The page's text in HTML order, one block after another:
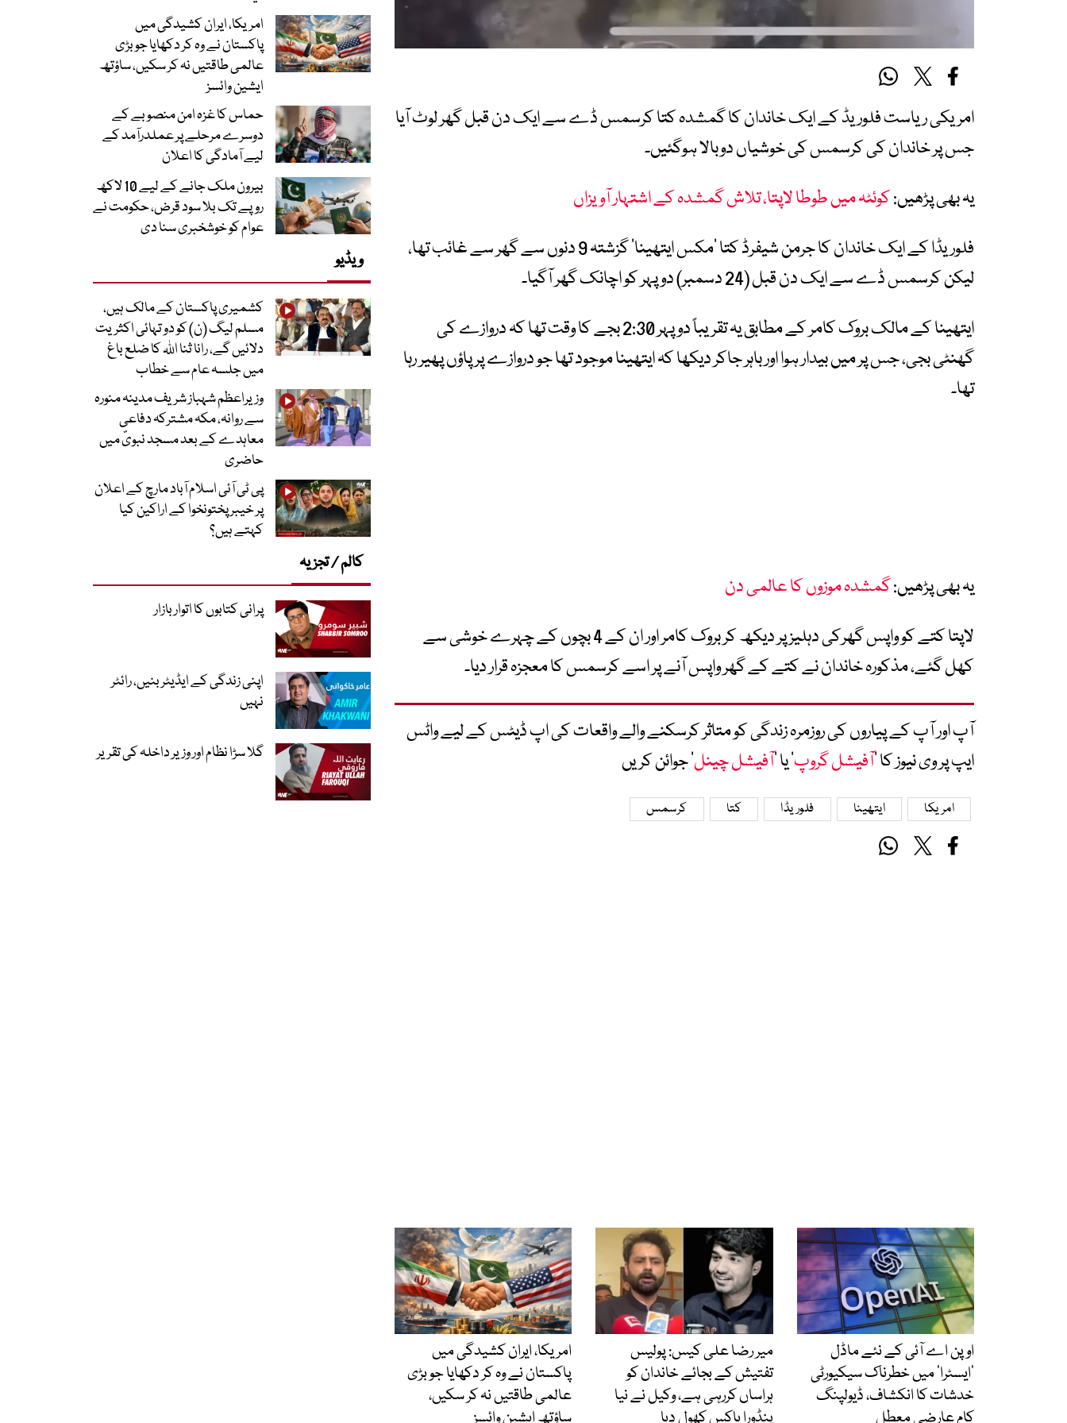
امریکی ریاست فلوریڈ کے ایک خاندان کا گمشدہ کتا کرسمس ڈے سے ایک دن قبل گھر لوٹ آیا
جس پر خاندان کی کرسمس کی خوشیاں دوبالا ہوگئیں۔
یہ بھی پڑھیں:کوئٹہ میں طوطا لاپتا، تلاش گمشدہ کے اشتہار آویزاں
فلوریڈا کے ایک خاندان کا جرمن شیفرڈ کتا ’مکس ایتھینا‘ گزشتہ 9 دنوں سے گھر سے غائب تھا،
لیکن کرسمس ڈے سے ایک دن قبل (24 دسمبر) دوپہر کو اچانک گھر آگیا۔
ایتھینا کے مالک بروک کامر کے مطابق یہ تقریباً دوپہر 2:30 بجے کا وقت تھا کہ دروازے کی
گھنٹی بجی، جس پر میں بیدار ہوا اور باہر جاکر دیکھا کہ ایتھینا موجود تھا جو دروازے پر پاؤں پھیر رہا
تھا۔
یہ بھی پڑھیں:گمشدہ موزوں کا عالمی دن
لاپتا کتے کو واپس گھرکی دہلیز پر دیکھ کر بروک کامر اور ان کے 4 بچوں کے چہرے خوشی سے
کھل گئے، مذکورہ خاندان نے کتے کے گھر واپس آنے پر اسے کرسمس کا معجزہ قرار دیا۔
آپ اور آپ کے پیاروں کی روزمرہ زندگی کو متاثر کرسکنے والے واقعات کی اپ ڈیٹس کے لیے واٹس
ایپ پر وی نیوز کا ’آفیشل گروپ‘ یا ’آفیشل چینل‘ جوائن کریں
امریکا ایتھینا فلوریڈا کتا کرسمس
اوپن اے آئی کے نئے ماڈل
’ایسٹرا‘ میں خطرناک سیکیورٹی
خدشات کا انکشاف، ڈیولپنگ
میر رضا علی کیس: پولیس
تفتیش کے بجائے خاندان کو
ہراساں کررہی ہے، وکیل نے نیا
امریکا، ایران کشیدگی میں
پاکستان نے وہ کر دکھایا جو بڑی
عالمی طاقتیں نہ کر سکیں،
امریکا، ایران کشیدگی میں
پاکستان نے وہ کر دکھایا جو بڑی
عالمی طاقتیں نہ کر سکیں، ساؤتھ
ایشین وائسز
حماس کا غزہ امن منصوبے کے
دوسرے مرحلے پر عملدرآمد کے
لیے آمادگی کا اعلان
بیرون ملک جانے کے لیے 10 لاکھ
روپے تک بلا سود قرض، حکومت نے
عوام کو خوشخبری سنا دی
ویڈیو
کشمیری پاکستان کے مالک ہیں،
مسلم لیگ (ن) کو دو تہائی اکثریت
دلائیں گے، رانا ثنا اللہ کا ضلع باغ
میں جلسہ عام سے خطاب
وزیراعظم شہباز شریف مدینہ منورہ
سے روانہ، مکہ مشترکہ دفاعی
معاہدے کے بعد مسجد نبویؐ میں
حاضری
پی ٹی آئی اسلام آباد مارچ کے اعلان
پر خیبر پختونخوا کے اراکین کیا
کہتے ہیں؟
کالم / تجزیہ
پرانی کتابوں کا اتوار بازار
اپنی زندگی کے ایڈیٹر بنیں، رائٹر
نہیں
گلا سڑا نظام اور وزیر داخلہ کی تقریر